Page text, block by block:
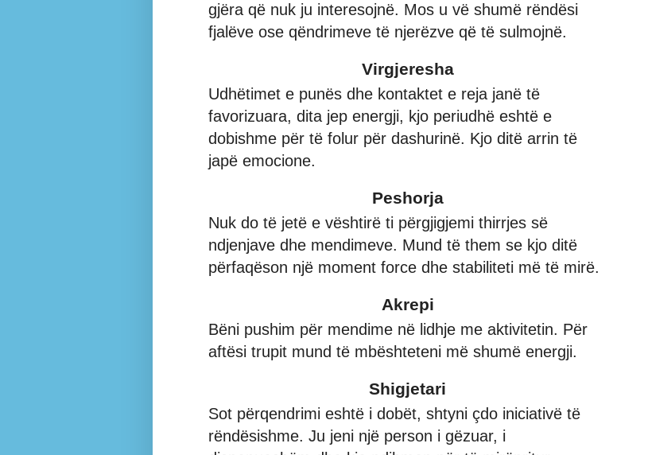
gjëra që nuk ju interesojnë. Mos u vë shumë rëndësi
fjalëve ose qëndrimeve të njerëzve që të sulmojnë.
Virgjeresha
Udhëtimet e punës dhe kontaktet e reja janë të
favorizuara, dita jep energji, kjo periudhë eshtë e
dobishme për të folur për dashurinë. Kjo ditë arrin të
japë emocione.
Peshorja
Nuk do të jetë e vështirë ti përgjigjemi thirrjes së
ndjenjave dhe mendimeve. Mund të them se kjo ditë
përfaqëson një moment force dhe stabiliteti më të mirë.
Akrepi
Bëni pushim për mendime në lidhje me aktivitetin. Për
aftësi trupit mund të mbështeteni më shumë energji.
Shigjetari
Sot përqendrimi eshtë i dobët, shtyni çdo iniciativë të
rëndësishme. Ju jeni një person i gëzuar, i